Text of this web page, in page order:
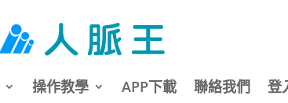
操作教學 APP下載 聯絡我們 登